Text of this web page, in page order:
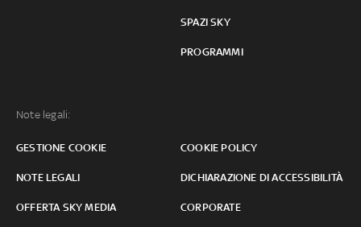
SPAZI SKY
PROGRAMMI
Note legali:
GESTIONE COOKIE COOKIE POLICY
NOTE LEGALI DICHIARAZIONE DI ACCESSIBILITÀ
OFFERTA SKY MEDIA CORPORATE